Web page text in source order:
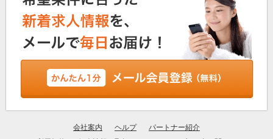
会社案内 ヘルプ
パートナー紹介